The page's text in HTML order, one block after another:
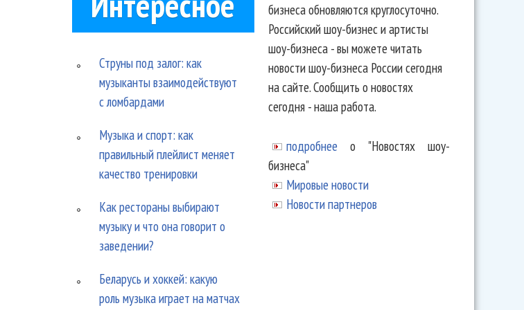
Струны под залог: как
музыканты взаимодействуют
с ломбардами
Музыка и спорт: как
правильный плейлист меняет
качество тренировки
Как рестораны выбирают
музыку и что она говорит о
заведении?
Беларусь и хоккей: какую
роль музыка играет на матчах
бизнеса обновляются круглосуточно.
Российский шоу-бизнес и артисты
шоу-бизнеса - вы можете читать
новости шоу-бизнеса России сегодня
на сайте. Сообщить о новостях
сегодня - наша работа.
подробнее о "Новостях шоу-
бизнеса"
Мировые новости
Новости партнеров